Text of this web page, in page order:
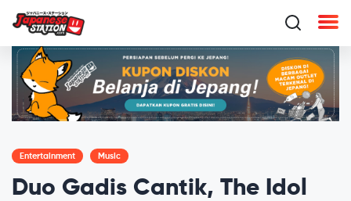
Entertainment Music
Duo Gadis Cantik, The Idol